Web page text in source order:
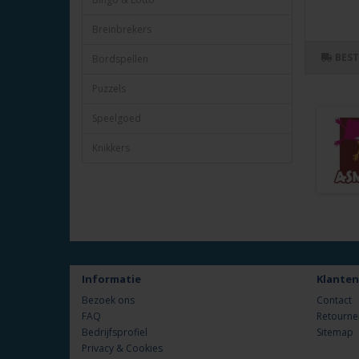
Breinbrekers
Bordspellen
Puzzels
Speelgoed
Knikkers
Informatie
Bezoek ons
FAQ
Bedrijfsprofiel
Privacy & Cookies
Contact
Sitemap